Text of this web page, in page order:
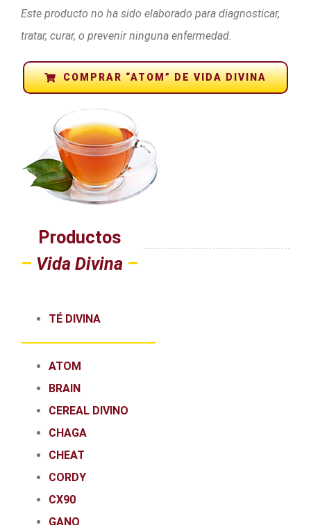
Este producto no ha sido elaborado para diagnosticar,
tratar, curar, o prevenir ninguna enfermedad.
COMPRAR “ATOM” DE VIDA DIVINA
Productos
– Vida Divina –
TÉ DIVINA
ATOM
BRAIN
CEREAL DIVINO
CHAGA
CHEAT
CORDY
CX90
GANO